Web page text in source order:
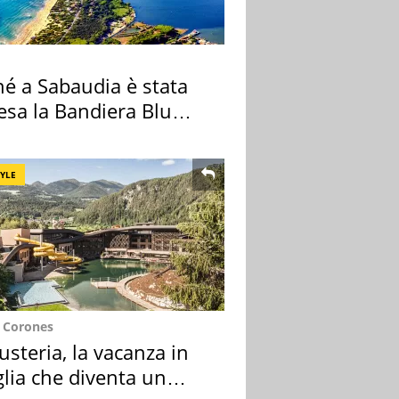
a Sabaudia è stata
la Bandiera Blu
la vacanza in
che diventa un